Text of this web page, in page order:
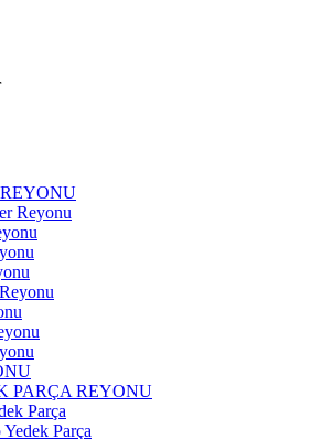
Reyonu
PARÇA REYONU
Parça
Parça